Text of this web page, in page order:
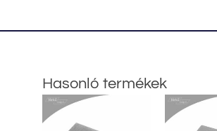
Hasonló termékek